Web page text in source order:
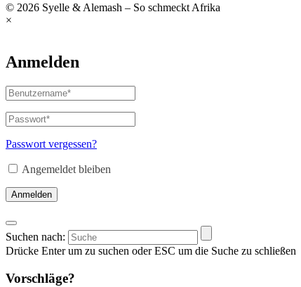
© 2026 Syelle & Alemash – So schmeckt Afrika
×
Anmelden
Passwort vergessen?
Angemeldet bleiben
Anmelden
Suchen nach:
Drücke Enter um zu suchen oder ESC um die Suche zu schließen
Vorschläge?